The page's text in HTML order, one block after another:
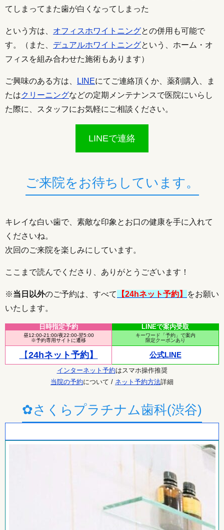
てしまってまた歯が白くなってしまった
という方は、 オフィスホワイトニングとの併用も可能で
す。（また、 デュアルホワイトニングという、ホーム・オ
フィスを組み合わせた施術もあります）
ご興味のある方は、 LINEにてご連絡頂くか、薬剤購入、ま
たはクリーニングなどの定期メンテナンスで医院にいらし
た際に、スタッフにお気軽にご相談ください。
LINEで連絡
ご来院をお待ちしています。
キレイな白い歯で、素敵な印象とお口の健康を手に入れて
くださいね。
次回のご来院を楽しみにしています。
ここまで読んでくださり、ありがとうございます！
※当日 以外のご予約は、すべて 【24hネット予約】
をお願い
いたします。
日時指定予約 LINEで案内受取
昼12:00-21:00/夜22:00-翌5:00
※予約専用サイトに遷移
キーワード「予約」で案内
限定クーポンあり
【24hネット予約】 公式LINE
インターネット予約はスマホ操作推奨
当院の予約について / ネット予約方法詳細
✿さくらプラチナム歯科(渋谷)